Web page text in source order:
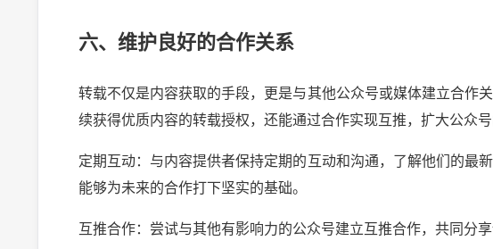
六、维护良好的合作关系
转载不仅是内容获取的手段，更是与其他公众号或媒体建立合作
续获得优质内容的转载授权，还能通过合作实现互推，扩大公众号
定期互动：与内容提供者保持定期的互动和沟通，了解他们的最
能够为未来的合作打下坚实的基础。
互推合作：尝试与其他有影响力的公众号建立互推合作，共同分享